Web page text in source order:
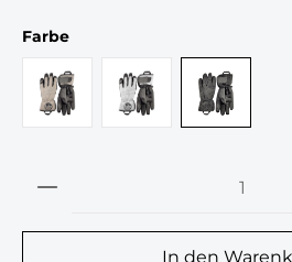
Farbeauswählen
black/ minkblack/ whiteblack/
Produkt Anzahl: Gib
In den